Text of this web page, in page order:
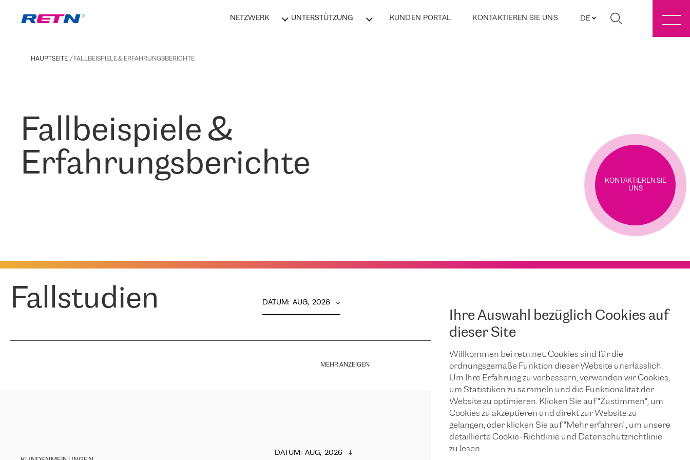
NETZWERK UNTERSTÜTZUNG KUNDEN PORTAL KONTAKTIEREN SIE UNS DE
Ihre Auswahl bezüglich Cookies auf
dieser Site
Willkommen bei retn.net. Cookies sind für die
ordnungsgemäße Funktion dieser Website unerlässlich.
Um Ihre Erfahrung zu verbessern, verwenden wir Cookies,
um Statistiken zu sammeln und die Funktionalität der
Website zu optimieren. Klicken Sie auf "Zustimmen", um
Cookies zu akzeptieren und direkt zur Website zu
gelangen, oder klicken Sie auf "Mehr erfahren", um unsere
detaillierte Cookie-Richtlinie und Datenschutzrichtlinie
zu lesen.
HAUPTSEITE FALLBEISPIELE & ERFAHRUNGSBERICHTE
Fallbeispiele &
Erfahrungsberichte
KONTAKTIEREN SIE
UNS
Fallstudien DATUM: AUG,  2026
MEHR ANZEIGEN
DATUM: AUG,  2026